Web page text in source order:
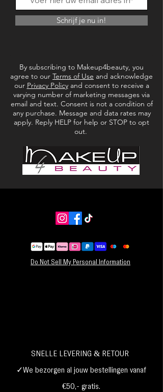
volume en lift bij de haaraanzet gaf en 83% was
het ermee eens dat het volheid/dikte bij de
* Gemaakt in de VS en dierproefvrij
* 96% biologische formule
* Verpakking gemaakt van gerecycled materiaal
(PCR)
*Gebaseerd op een consumentenonderzoek
van 1 week met 29 deelnemers
* Verdeel vochtig of droog haar in secties.
* Spray het product 2-3 keer per sectie op de
haaraanzet en masseer het in om het gelijkmatig
te verdelen.
zet het vervolgens vast met klittenband rollers
om het kapsel te fixeren en een langdurig,
Schrijf je nu in!
By subscribing to Makeup4beauty, you
agree to our Terms of Use and acknowledge
our Privacy Policyand consent to receive a
varying number of marketing messages via
email and text. Consent is not a condition of
any purchase. Message and data rates may
apply. Reply HELP for help or STOP to opt
out.
Do Not Sell My Personal Information
SNELLE LEVERING & RETOUR
✓We bezorgen al jouw bestellingen vanaf
€50,- gratis.